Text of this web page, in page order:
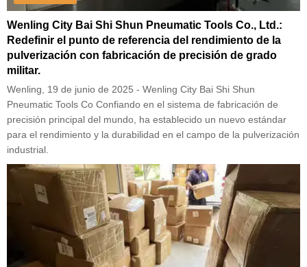
Wenling City Bai Shi Shun Pneumatic Tools Co., Ltd.:
Redefinir el punto de referencia del rendimiento de la
pulverización con fabricación de precisión de grado
militar.
Wenling, 19 de junio de 2025 - Wenling City Bai Shi Shun
Pneumatic Tools Co Confiando en el sistema de fabricación de
precisión principal del mundo, ha establecido un nuevo estándar
para el rendimiento y la durabilidad en el campo de la pulverización
industrial.